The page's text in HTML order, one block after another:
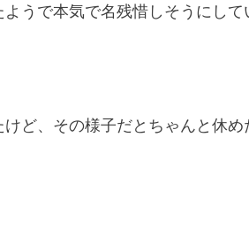
うで本気で名残惜しそうにして
ど、その様子だとちゃんと休